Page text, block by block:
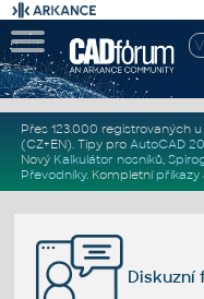
Přes 123.000 registrovaných
(CZ+EN). Tipy pro AutoCAD
Nový Kalkulátor nosníků,
Převodníky. Kompletní příkazy
Diskuzní